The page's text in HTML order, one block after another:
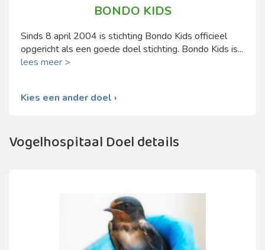
BONDO KIDS
Sinds 8 april 2004 is stichting Bondo Kids officieel
opgericht als een goede doel stichting. Bondo Kids is...
lees meer >
Kies een ander doel ›
Vogelhospitaal Doel details